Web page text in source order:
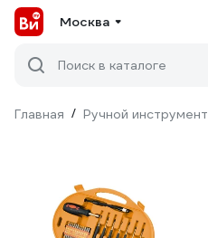
Москва
Поиск в каталоге
Главная / Ручной инструмент